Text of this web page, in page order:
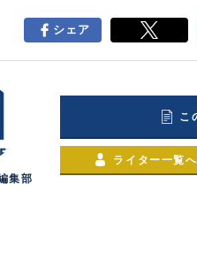
シェア
集部
こ
ライター一覧へ